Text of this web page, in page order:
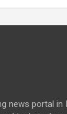
news portal